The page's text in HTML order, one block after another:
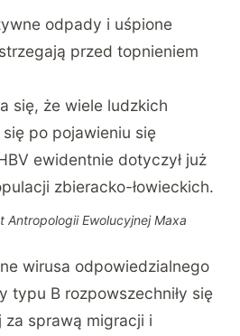
odpady i uśpione
przed topnieniem
się, że wiele ludzkich
po pojawieniu się
ewidentnie dotyczył już
zbieracko-łowieckich.
Antropologii Ewolucyjnej Maxa
wirusa odpowiedzialnego
typu B rozpowszechniły się
sprawą migracji i